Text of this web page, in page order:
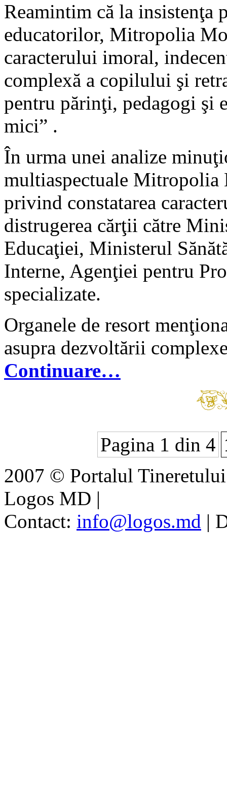
Reamintim că la insistenţa
educatorilor, Mitropolia
caracterului imoral,
complexă a copilului şi
pentru părinţi, pedagogi şi
mici” .
În urma unei analize
multiaspectuale Mitropolia
privind constatarea
distrugerea cărţii către
Educaţiei, Ministerul
Interne, Agenţiei pentru
specializate.
Organele de resort
asupra dezvoltării
Continuare…
Pagina 1 din 4
2007 © Portalul
Logos MD |
Contact: info@logos.md |